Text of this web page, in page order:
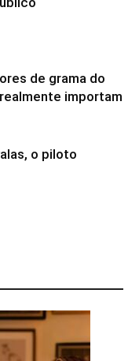
de grama do
importam
o piloto